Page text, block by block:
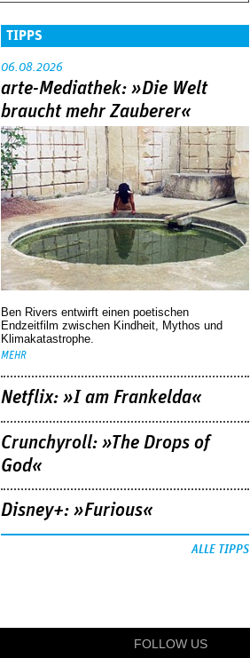
TIPPS
06.08.2026
arte-Mediathek: »Die Welt
braucht mehr Zauberer«
Ben Rivers entwirft einen poetischen
Endzeitfilm zwischen Kindheit, Mythos und
Klimakatastrophe.
MEHR
Netflix: »I am Frankelda«
Crunchyroll: »The Drops of
God«
Disney+: »Furious«
ALLE TIPPS
FOLLOW US